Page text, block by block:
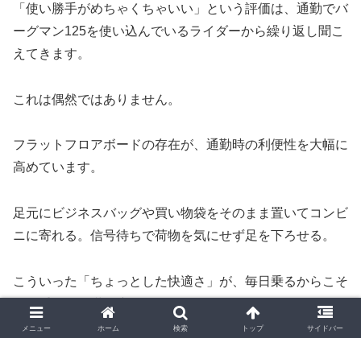
「使い勝手がめちゃくちゃいい」という評価は、通勤でバ
ーグマン125を使い込んでいるライダーから繰り返し聞こ
えてきます。
これは偶然ではありません。
フラットフロアボードの存在が、通勤時の利便性を大幅に
高めています。
足元にビジネスバッグや買い物袋をそのまま置いてコンビ
ニに寄れる。信号待ちで荷物を気にせず足を下ろせる。
こういった「ちょっとした快適さ」が、毎日乗るからこそ
積み重なって満足度になっていきます。
メニュー ホーム 検索 トップ サイドバー